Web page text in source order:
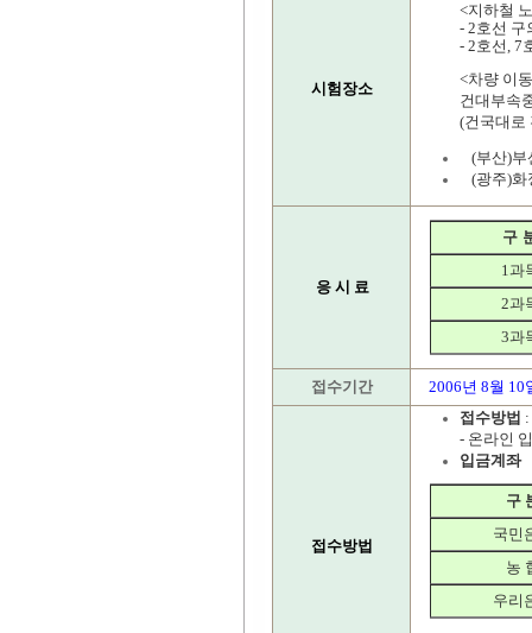
시험장소
<지하철
- 2호선 구
- 2호선, 7
<차량 이
건대부속
(건국대로
(부산)부
(광주)화
응 시 료
구
1과
2과
3과
접수기간 2006년 8월 10
접수방법
접수방법
- 온라인
입금계좌
구
국민
농
우리